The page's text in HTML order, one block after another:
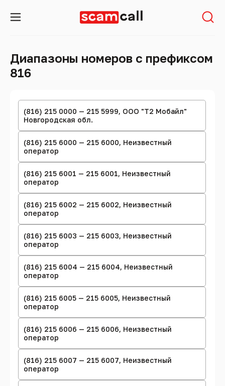
Диапазоны номеров с префиксом
816
(816) 215 0000 — 215 5999, ООО "Т2 Мобайл"
Новгородская обл.
(816) 215 6000 — 215 6000, Неизвестный
оператор
(816) 215 6001 — 215 6001, Неизвестный
оператор
(816) 215 6002 — 215 6002, Неизвестный
оператор
(816) 215 6003 — 215 6003, Неизвестный
оператор
(816) 215 6004 — 215 6004, Неизвестный
оператор
(816) 215 6005 — 215 6005, Неизвестный
оператор
(816) 215 6006 — 215 6006, Неизвестный
оператор
(816) 215 6007 — 215 6007, Неизвестный
оператор